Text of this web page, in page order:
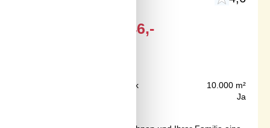
446,-
Grundstück
10.000 m²
Ja